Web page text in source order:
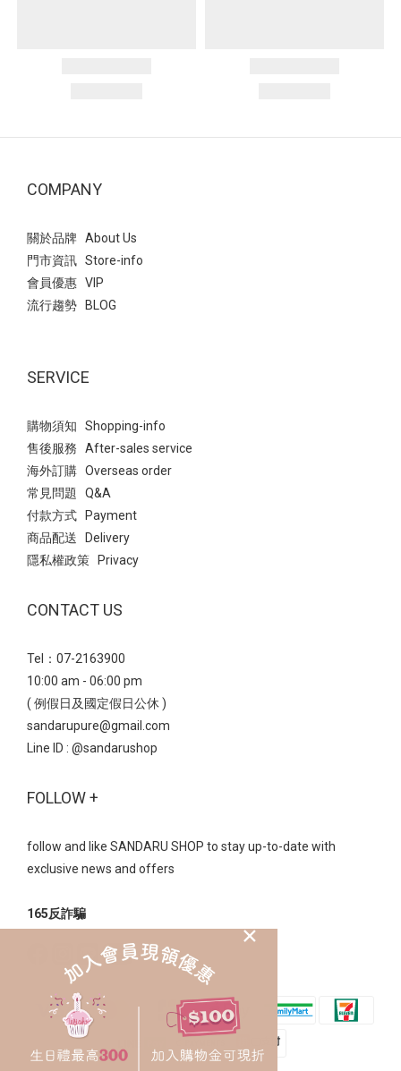
COMPANY
關於品牌 About Us
門市資訊 Store-info
會員優惠 VIP
流行趨勢 BLOG
SERVICE
購物須知 Shopping-info
售後服務 After-sales service
海外訂購 Overseas order
常見問題 Q&A
付款方式 Payment
商品配送 Delivery
隱私權政策 Privacy
CONTACT US
Tel：07-2163900
10:00 am - 06:00 pm
( 例假日及國定假日公休 )
sandarupure@gmail.com
Line ID : @sandarushop
FOLLOW +
follow and like SANDARU SHOP to stay up-to-date with
exclusive news and offers
165反詐騙